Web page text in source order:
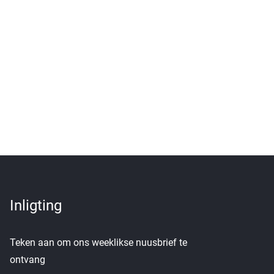
Inligting
Teken aan om ons weeklikse nuusbrief te
ontvang